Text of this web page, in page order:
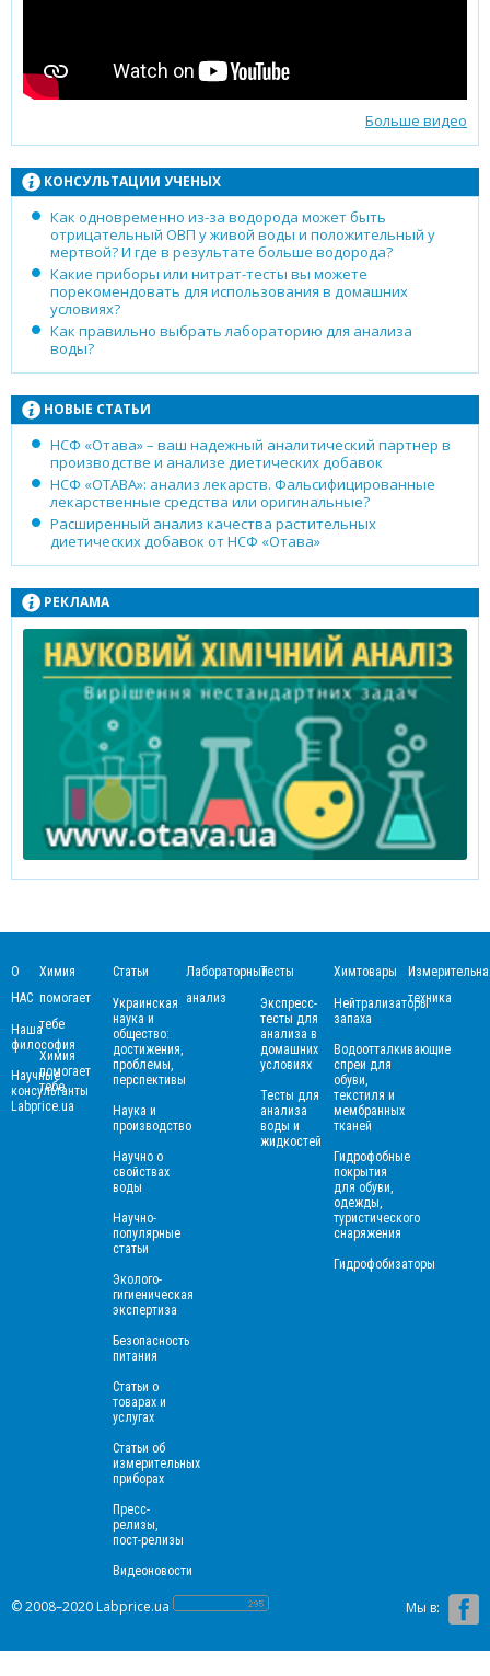
Больше видео
КОНСУЛЬТАЦИИ УЧЕНЫХ
Как одновременно из-за водорода может быть
отрицательный ОВП у живой воды и положительный у
мертвой? И где в результате больше водорода?
Какие приборы или нитрат-тесты вы можете
порекомендовать для использования в домашних
условиях?
Как правильно выбрать лабораторию для анализа
воды?
НОВЫЕ СТАТЬИ
НСФ «Отава» – ваш надежный аналитический партнер в
производстве и анализе диетических добавок
НСФ «ОТАВА»: анализ лекарств. Фальсифицированные
лекарственные средства или оригинальные?
Расширенный анализ качества растительных
диетических добавок от НСФ «Отава»
РЕКЛАМА
О
НАС
Наша
философия
Научные
консультанты
Labprice.ua
Химия
помогает
тебе
Химия
помогает
тебе
Статьи
Украинская
наука и
общество:
достижения,
проблемы,
перспективы
Наука и
производство
Научно о
свойствах
воды
Научно-
популярные
статьи
Эколого-
гигиеническая
экспертиза
Безопасность
питания
Статьи о
товарах и
услугах
Статьи об
измерительных
приборах
Пресс-
релизы,
пост-релизы
Видеоновости
Лабораторный
анализ
Тесты
Экспресс-
тесты для
анализа в
домашних
условиях
Тесты для
анализа
воды и
жидкостей
Химтовары
Нейтрализаторы
запаха
Водоотталкивающие
спреи для
обуви,
текстиля и
мембранных
тканей
Гидрофобные
покрытия
для обуви,
одежды,
туристического
снаряжения
Гидрофобизаторы
техника
© 2008–2020 Labprice.ua Мы в: